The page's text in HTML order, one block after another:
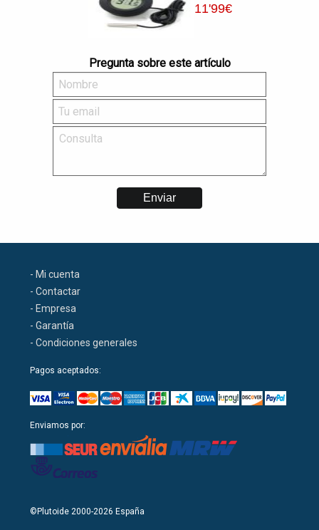
11'99€
Pregunta sobre este artículo
- Mi cuenta
- Contactar
- Empresa
- Garantía
- Condiciones generales
Pagos aceptados:
Enviamos por:
©Plutoide 2000-2026 España